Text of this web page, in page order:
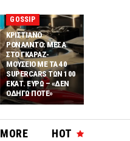
GOSSIP
ΚΡΙΣΤΙΑΝΟ
ΡΟΝΑΛΝΤΟ: ΜΕΣΑ
ΣΤΟ ΓΚΑΡΑΖ-
ΜΟΥΣΕΙΟ ΜΕ ΤΑ 40
SUPERCARS ΤΩΝ 100
ΕΚΑΤ. ΕΥΡΩ – «ΔΕΝ
ΟΔΗΓΩ ΠΟΤΕ»
HOT
MORE